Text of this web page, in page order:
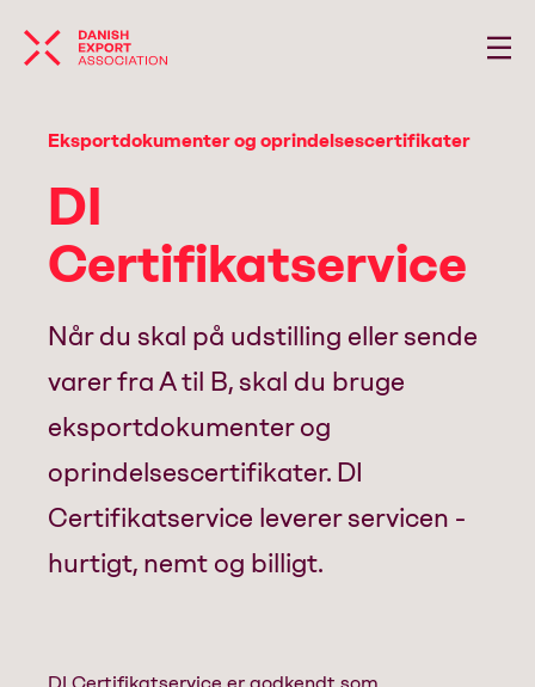
Eksportdokumenter og oprindelsescertifikater
DI
Certifikatservice
Når du skal på udstilling eller sende
varer fra A til B, skal du bruge
eksportdokumenter og
oprindelsescertifikater. DI
Certifikatservice leverer servicen -
hurtigt, nemt og billigt.